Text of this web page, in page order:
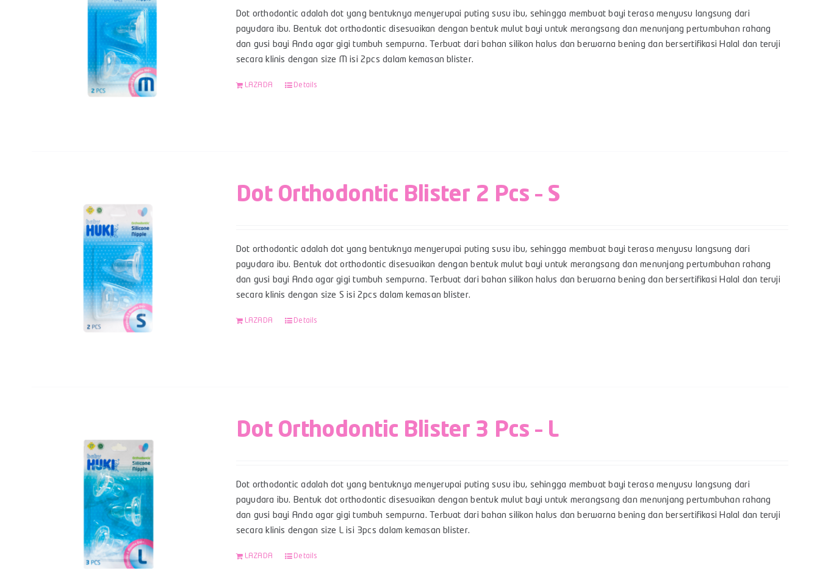
Dot orthodontic adalah dot yang bentuknya menyerupai puting susu ibu, sehingga membuat bayi terasa menyusu langsung dari
payudara ibu. Bentuk dot orthodontic disesuaikan dengan bentuk mulut bayi untuk merangsang dan menunjang pertumbuhan rahang
dan gusi bayi Anda agar gigi tumbuh sempurna. Terbuat dari bahan silikon halus dan berwarna bening dan bersertifikasi Halal dan teruji
secara klinis dengan size M isi 2pcs dalam kemasan blister.
LAZADA Details
Dot Orthodontic Blister 2 Pcs – S
Dot orthodontic adalah dot yang bentuknya menyerupai puting susu ibu, sehingga membuat bayi terasa menyusu langsung dari
payudara ibu. Bentuk dot orthodontic disesuaikan dengan bentuk mulut bayi untuk merangsang dan menunjang pertumbuhan rahang
dan gusi bayi Anda agar gigi tumbuh sempurna. Terbuat dari bahan silikon halus dan berwarna bening dan bersertifikasi Halal dan teruji
secara klinis dengan size S isi 2pcs dalam kemasan blister.
LAZADA Details
Dot Orthodontic Blister 3 Pcs – L
Dot orthodontic adalah dot yang bentuknya menyerupai puting susu ibu, sehingga membuat bayi terasa menyusu langsung dari
payudara ibu. Bentuk dot orthodontic disesuaikan dengan bentuk mulut bayi untuk merangsang dan menunjang pertumbuhan rahang
dan gusi bayi Anda agar gigi tumbuh sempurna. Terbuat dari bahan silikon halus dan berwarna bening dan bersertifikasi Halal dan teruji
secara klinis dengan size L isi 3pcs dalam kemasan blister.
LAZADA Details